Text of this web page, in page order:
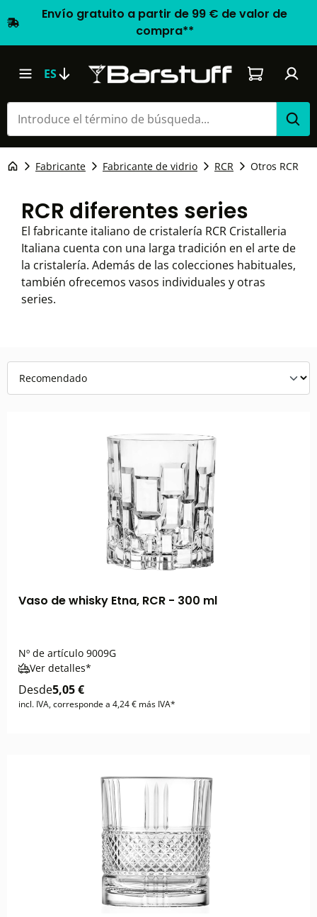
Envío gratuito a partir de 99 € de valor de
compra**
ES El carrito
Fabricante Fabricante de vidrio RCR Otros RCR
RCR diferentes series
El fabricante italiano de cristalería RCR Cristalleria
Italiana cuenta con una larga tradición en el arte de
la cristalería. Además de las colecciones habituales,
también ofrecemos vasos individuales y otras
series.
Vaso de whisky Etna, RCR - 300 ml
Nº de artículo 9009G
Ver detalles*
Desde5,05 €
incl. IVA, corresponde a 4,24 € más IVA*